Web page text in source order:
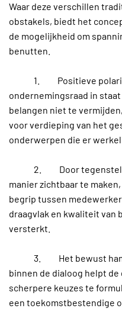
Waar deze verschillen
obstakels, biedt het
de mogelijkheid om
benutten.
1. Positieve
ondernemingsraad in
belangen niet te
voor verdieping van het
onderwerpen die er
2. Door
manier zichtbaar te
begrip tussen
draagvlak en kwaliteit van
versterkt.
3. Het bewust
binnen de dialoog helpt
scherpere keuzes te
een toekomstbestendige